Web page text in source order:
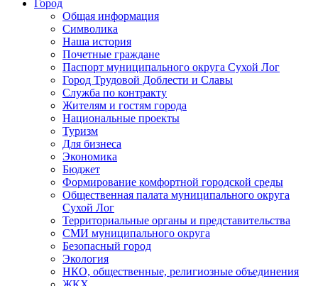
Город
Общая информация
Символика
Наша история
Почетные граждане
Паспорт муниципального округа Сухой Лог
Город Трудовой Доблести и Славы
Служба по контракту
Жителям и гостям города
Национальные проекты
Туризм
Для бизнеса
Экономика
Бюджет
Формирование комфортной городской среды
Общественная палата муниципального округа
Сухой Лог
Территориальные органы и представительства
СМИ муниципального округа
Безопасный город
Экология
НКО, общественные, религиозные объединения